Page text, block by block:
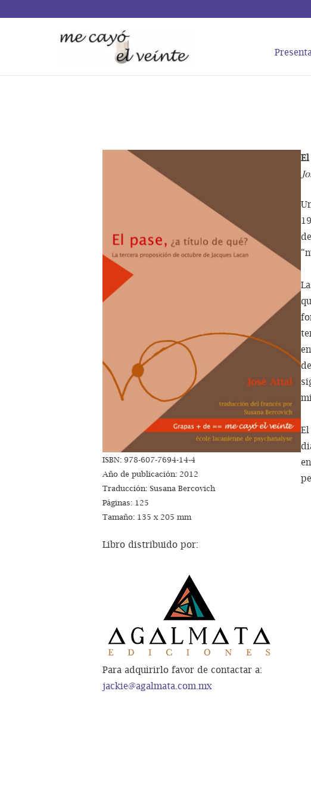
ISBN: 978-607-7694-14-4
Año de publicación: 2012
Traducción: Susana Bercovich
Páginas: 125
Tamaño: 135 x 205 mm
Libro distribuido por:
Para adquirirlo favor de contactar a:
jackie@agalmata.com.mx